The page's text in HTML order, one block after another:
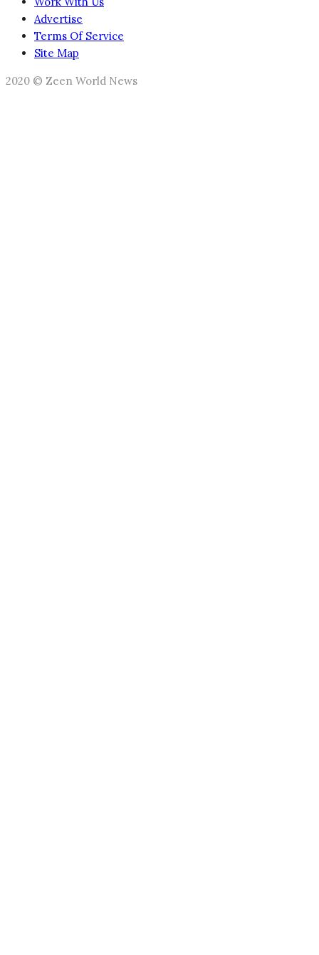
Advertise
Terms Of Service
Site Map
2020 © Zeen World News